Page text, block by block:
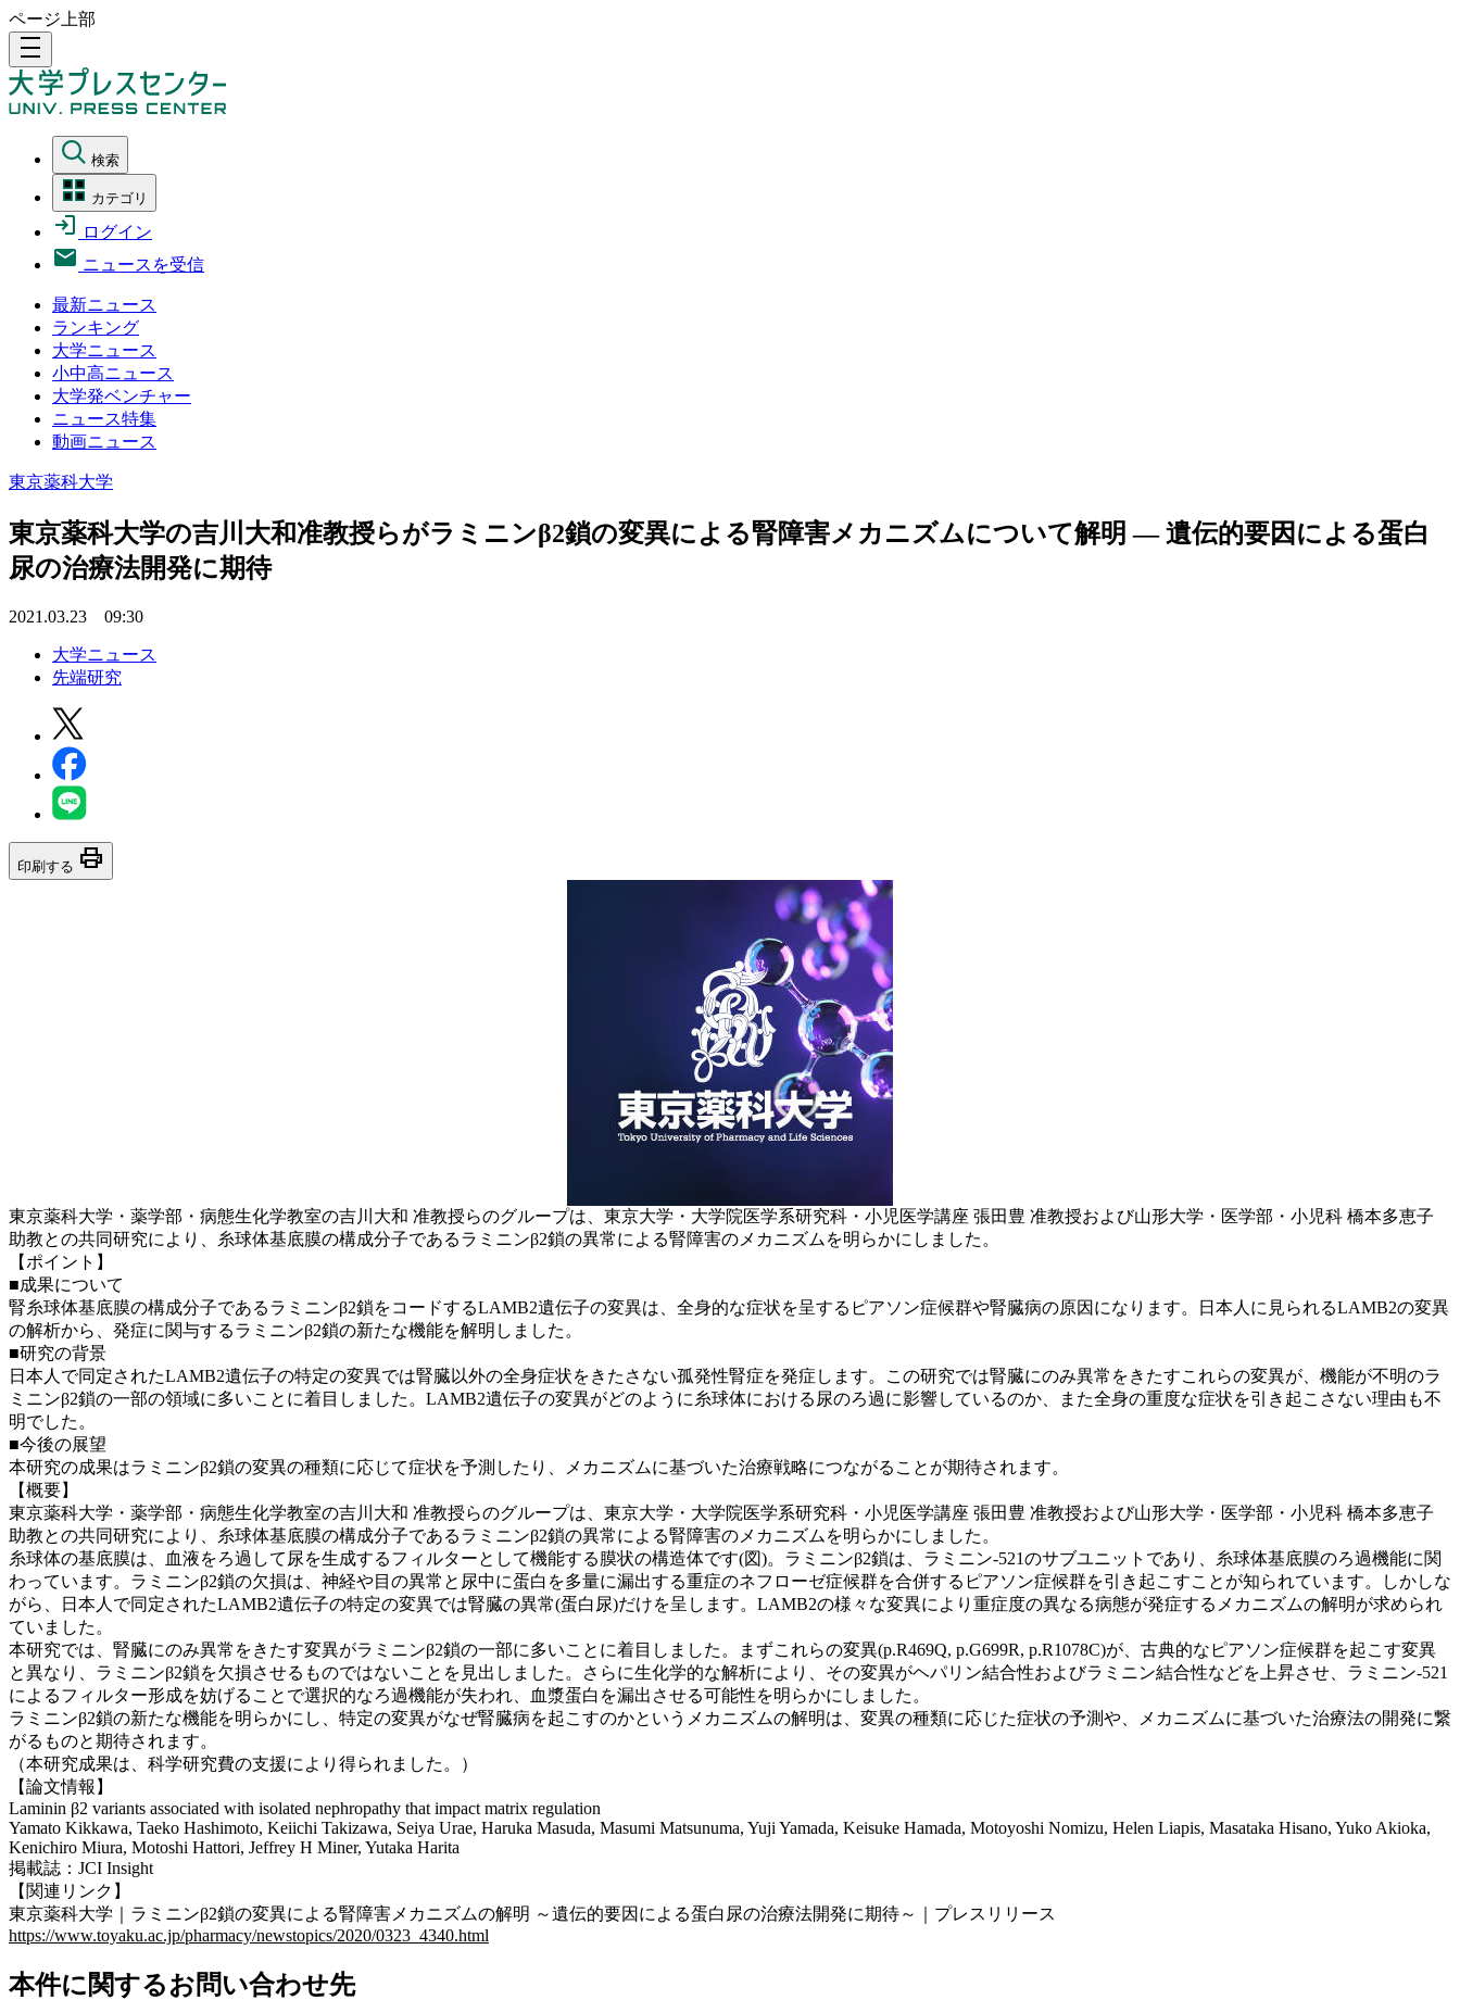
ページ上部
density_medium
検索
カテゴリ
ログイン
ニュースを受信
最新ニュース
ランキング
大学ニュース
小中高ニュース
大学発ベンチャー
ニュース特集
動画ニュース
東京薬科大学
東京薬科大学の吉川大和准教授らがラミニンβ2鎖の変異による腎障害メカニズムについて解明 — 遺伝的要因による蛋白
尿の治療法開発に期待
2021.03.23 09:30
大学ニュース
先端研究
印刷する print
東京薬科大学・薬学部・病態生化学教室の吉川大和 准教授らのグループは、東京大学・大学院医学系研究科・小児医学講座 張田豊 准教授および山形大学・医学部・小児科 橋本多恵子
助教との共同研究により、糸球体基底膜の構成分子であるラミニンβ2鎖の異常による腎障害のメカニズムを明らかにしました。
【ポイント】
■成果について
腎糸球体基底膜の構成分子であるラミニンβ2鎖をコードするLAMB2遺伝子の変異は、全身的な症状を呈するピアソン症候群や腎臓病の原因になります。日本人に見られるLAMB2の変異
の解析から、発症に関与するラミニンβ2鎖の新たな機能を解明しました。
■研究の背景
日本人で同定されたLAMB2遺伝子の特定の変異では腎臓以外の全身症状をきたさない孤発性腎症を発症します。この研究では腎臓にのみ異常をきたすこれらの変異が、機能が不明のラ
ミニンβ2鎖の一部の領域に多いことに着目しました。LAMB2遺伝子の変異がどのように糸球体における尿のろ過に影響しているのか、また全身の重度な症状を引き起こさない理由も不
明でした。
■今後の展望
本研究の成果はラミニンβ2鎖の変異の種類に応じて症状を予測したり、メカニズムに基づいた治療戦略につながることが期待されます。
【概要】
東京薬科大学・薬学部・病態生化学教室の吉川大和 准教授らのグループは、東京大学・大学院医学系研究科・小児医学講座 張田豊 准教授および山形大学・医学部・小児科 橋本多恵子
助教との共同研究により、糸球体基底膜の構成分子であるラミニンβ2鎖の異常による腎障害のメカニズムを明らかにしました。
糸球体の基底膜は、血液をろ過して尿を生成するフィルターとして機能する膜状の構造体です(図)。ラミニンβ2鎖は、ラミニン-521のサブユニットであり、糸球体基底膜のろ過機能に関
わっています。ラミニンβ2鎖の欠損は、神経や目の異常と尿中に蛋白を多量に漏出する重症のネフローゼ症候群を合併するピアソン症候群を引き起こすことが知られています。しかしな
がら、日本人で同定されたLAMB2遺伝子の特定の変異では腎臓の異常(蛋白尿)だけを呈します。LAMB2の様々な変異により重症度の異なる病態が発症するメカニズムの解明が求められ
ていました。
本研究では、腎臓にのみ異常をきたす変異がラミニンβ2鎖の一部に多いことに着目しました。まずこれらの変異(p.R469Q, p.G699R, p.R1078C)が、古典的なピアソン症候群を起こす変異
と異なり、ラミニンβ2鎖を欠損させるものではないことを見出しました。さらに生化学的な解析により、その変異がヘパリン結合性およびラミニン結合性などを上昇させ、ラミニン-521
によるフィルター形成を妨げることで選択的なろ過機能が失われ、血漿蛋白を漏出させる可能性を明らかにしました。
ラミニンβ2鎖の新たな機能を明らかにし、特定の変異がなぜ腎臓病を起こすのかというメカニズムの解明は、変異の種類に応じた症状の予測や、メカニズムに基づいた治療法の開発に繋
がるものと期待されます。
（本研究成果は、科学研究費の支援により得られました。）
【論文情報】
Laminin β2 variants associated with isolated nephropathy that impact matrix regulation
Yamato Kikkawa, Taeko Hashimoto, Keiichi Takizawa, Seiya Urae, Haruka Masuda, Masumi Matsunuma, Yuji Yamada, Keisuke Hamada, Motoyoshi Nomizu, Helen Liapis, Masataka Hisano, Yuko Akioka,
Kenichiro Miura, Motoshi Hattori, Jeffrey H Miner, Yutaka Harita
掲載誌：JCI Insight
【関連リンク】
東京薬科大学｜ラミニンβ2鎖の変異による腎障害メカニズムの解明 ～遺伝的要因による蛋白尿の治療法開発に期待～｜プレスリリース
https://www.toyaku.ac.jp/pharmacy/newstopics/2020/0323_4340.html
本件に関するお問い合わせ先